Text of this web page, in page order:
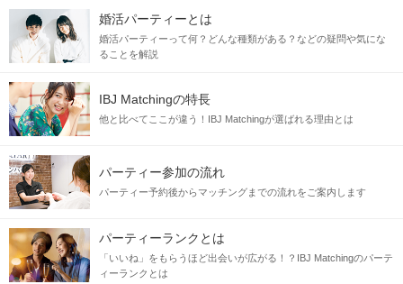
婚活パーティーとは
婚活パーティーって何？どんな種類がある？などの疑問や気にな
ることを解説
IBJ Matchingの特長
他と比べてここが違う！IBJ Matchingが選ばれる理由とは
パーティー参加の流れ
パーティー予約後からマッチングまでの流れをご案内します
パーティーランクとは
「いいね」をもらうほど出会いが広がる！？IBJ Matchingのパーテ
ィーランクとは